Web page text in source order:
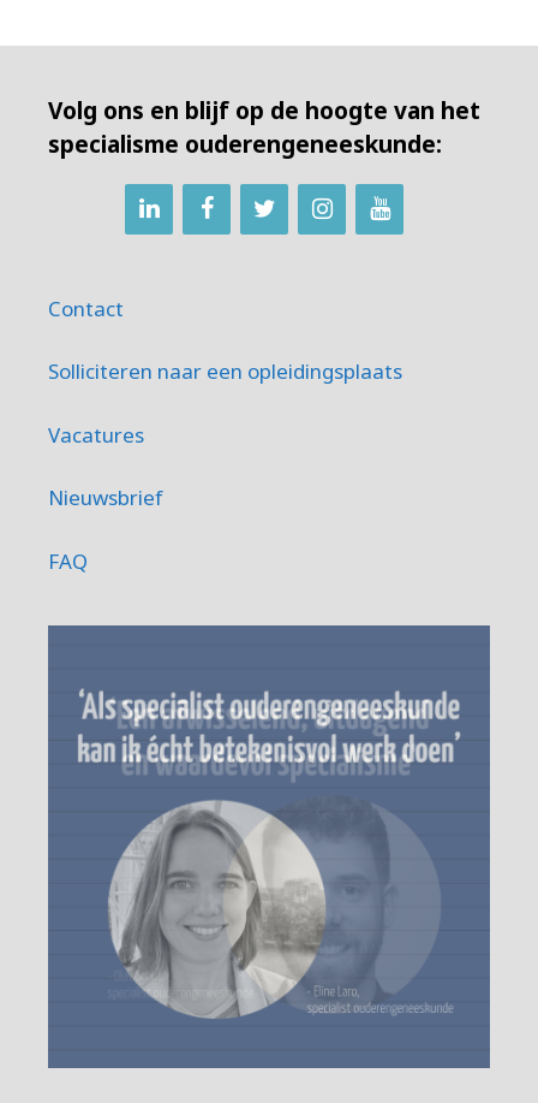
Volg ons en blijf op de hoogte van het
specialisme ouderengeneeskunde:
Contact
Solliciteren naar een opleidingsplaats
Vacatures
Nieuwsbrief
FAQ